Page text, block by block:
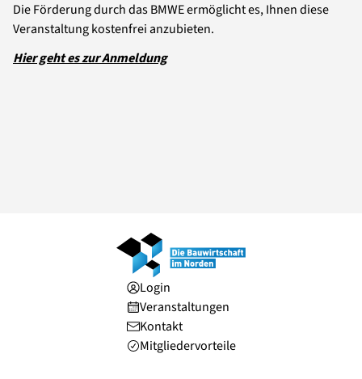
Die Förderung durch das BMWE ermöglicht es, Ihnen diese
Veranstaltung kostenfrei anzubieten.
Hier geht es zur Anmeldung
Login
Veranstaltungen
Kontakt
Mitgliedervorteile